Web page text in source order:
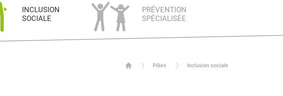
INCLUSION
SOCIALE
PRÉVENTION
SPÉCIALISÉE
Pôles Inclusion sociale